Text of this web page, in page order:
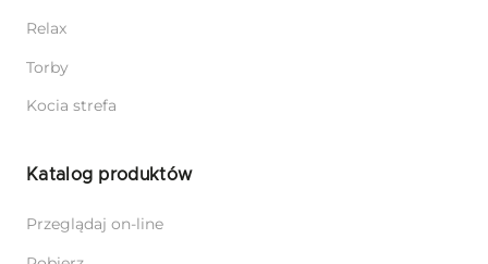
Relax
Torby
Kocia strefa
Katalog produktów
Przeglądaj on-line